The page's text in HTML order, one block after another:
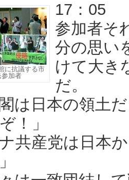
に抗議する市
参加者
17：05
参加者そ
分の思い
けて大き
だ。
閣は日本の領土
！」
ナ共産党は日本